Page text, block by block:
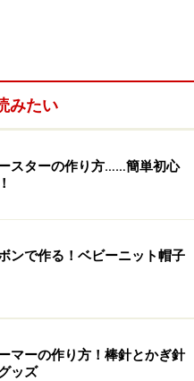
て4～5号針を使うとフィ
ッグウォーマー。ご友人
みたい
スターの作り方……簡単初心
ンで作る！ベビーニット帽子
マーの作り方！棒針とかぎ針
ッズ